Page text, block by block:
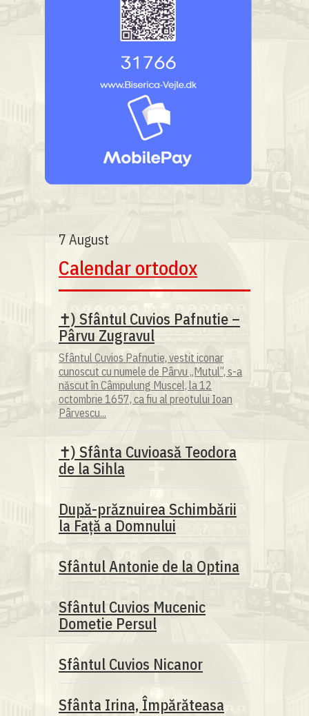
7 August
Calendar ortodox
✝) Sfântul Cuvios Pafnutie –
Pârvu Zugravul
Sfântul Cuvios Pafnutie, vestit iconar
cunoscut cu numele de Pârvu „Mutul”, s-a
născut în Câmpulung Muscel, la 12
octombrie 1657, ca fiu al preotului Ioan
Pârvescu...
✝) Sfânta Cuvioasă Teodora
de la Sihla
După-prăznuirea Schimbării
la Față a Domnului
Sfântul Antonie de la Optina
Sfântul Cuvios Mucenic
Dometie Persul
Sfântul Cuvios Nicanor
Sfânta Irina, Împărăteasa